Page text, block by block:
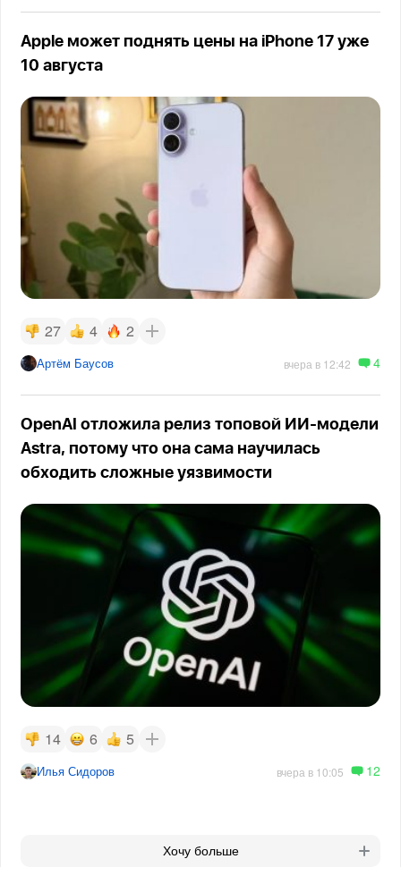
Apple может поднять цены на iPhone 17 уже
10 августа
27 4 2
Артём Баусов вчера в 12:42 4
OpenAI отложила релиз топовой ИИ-модели
Astra, потому что она сама научилась
обходить сложные уязвимости
14 6 5
Илья Сидоров вчера в 10:05 12
Хочу больше